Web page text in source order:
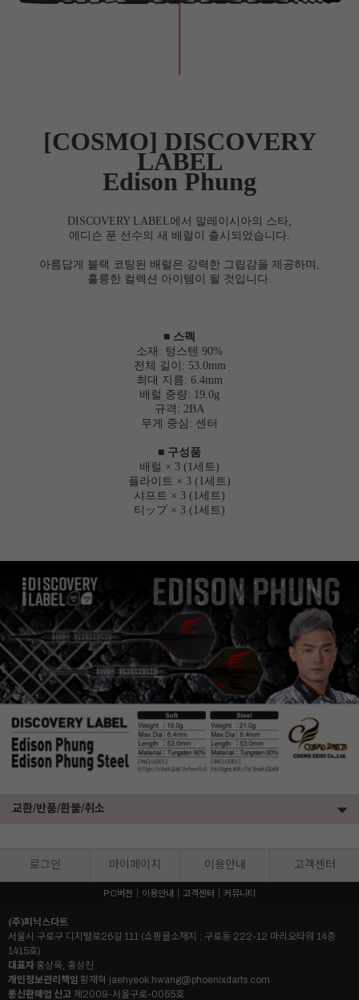
[COSMO] DISCOVERY
LABEL
Edison Phung
DISCOVERY LABEL에서 말레이시아의 스타,
에디슨 푼 선수의 새 배럴이 출시되었습니다.
아름답게 블랙 코팅된 배럴은 강력한 그립감을 제공하며,
훌륭한 컬렉션 아이템이 될 것입니다.
■ 스펙
소재: 텅스텐 90%
전체 길이: 53.0mm
최대 지름: 6.4mm
배럴 중량: 19.0g
규격: 2BA
무게 중심: 센터
■ 구성품
배럴 × 3 (1세트)
플라이트 × 3 (1세트)
샤프트 × 3 (1세트)
티ップ × 3 (1세트)
교환/반품/환불/취소
로그인 마이페이지 이용안내 고객센터
PC버전 이용안내 고객센터 커뮤니티
(주)피닉스다트
서울시 구로구 디지털로26길 111 (쇼핑몰소재지 : 구로동 222-12 마리오타워 14층
1415호)
대표자 홍상욱, 홍상진
개인정보관리책임 황재혁 jaehyeok.hwang@phoenixdarts.com
통신판매업 신고 제2009-서울구로-0055호